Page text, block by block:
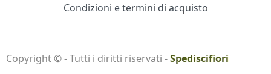
Condizioni e termini di acquisto
Copyright © - Tutti i diritti riservati -Spediscifiori